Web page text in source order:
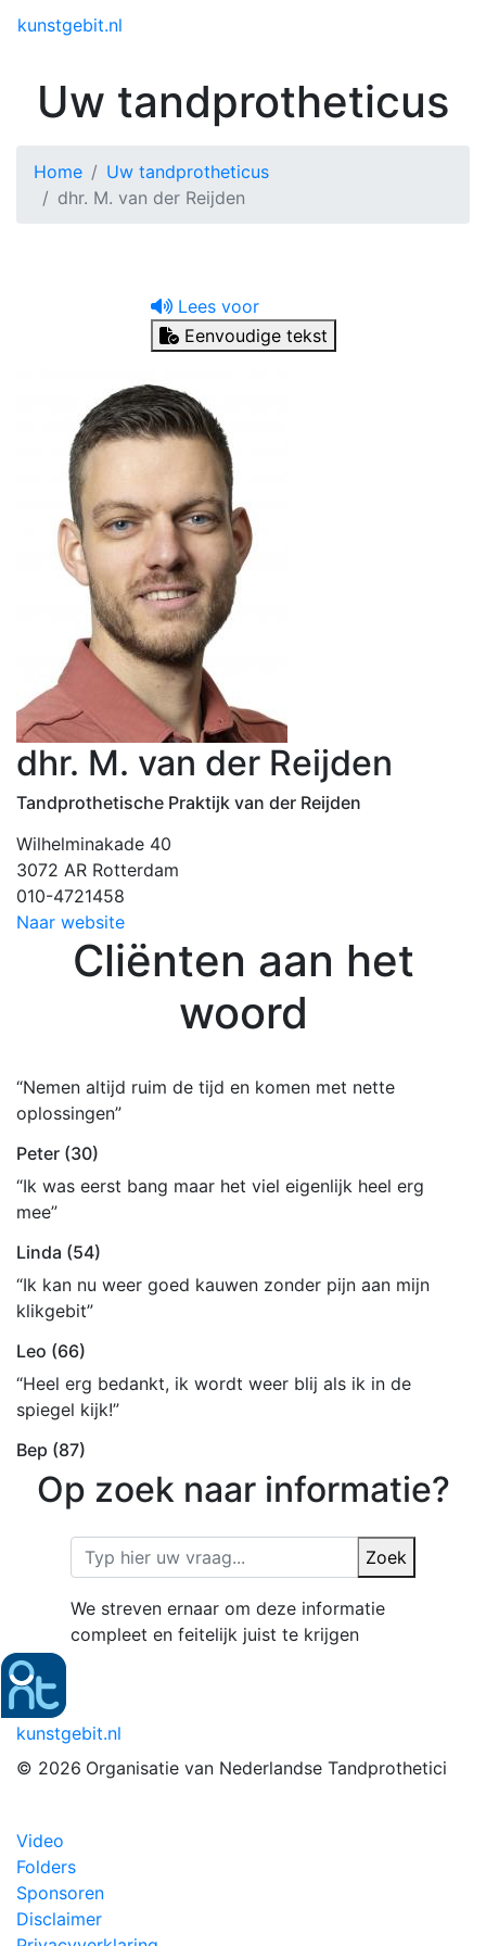
kunstgebit.nl
Uw tandprotheticus
Home
Uw tandprotheticus
dhr. M. van der Reijden
Lees voor
Eenvoudige tekst
dhr. M. van der Reijden
Tandprothetische Praktijk van der Reijden
Wilhelminakade 40
3072 AR Rotterdam
010-4721458
Naar website
Cliënten aan het
woord
“Nemen altijd ruim de tijd en komen met nette
oplossingen”
Peter (30)
“Ik was eerst bang maar het viel eigenlijk heel erg
mee”
Linda (54)
“Ik kan nu weer goed kauwen zonder pijn aan mijn
klikgebit”
Leo (66)
“Heel erg bedankt, ik wordt weer blij als ik in de
spiegel kijk!”
Bep (87)
Op zoek naar informatie?
Zoek
We streven ernaar om deze informatie
compleet en feitelijk juist te krijgen
kunstgebit.nl
© 2026 Organisatie van Nederlandse Tandprothetici
Video
Folders
Sponsoren
Disclaimer